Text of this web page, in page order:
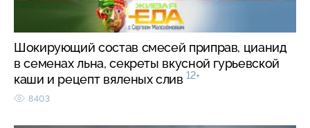
Шокирующий состав смесей приправ, цианид
в семенах льна, секреты вкусной гурьевской
каши и рецепт вяленых слив 12+
8403